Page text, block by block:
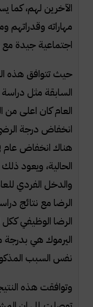
الآخرين لهم، كما
مهاراته وقدراتهم
اجتماعية جيدة
حيث تتوافق هذه
العام كان اعلى من
انخفاض درجة
هناك انخفاض عام
الحالية، ويعود
والدخل الفردي
الرضا الوظيفي
اليرموك هي بدرجة
نفس السبب